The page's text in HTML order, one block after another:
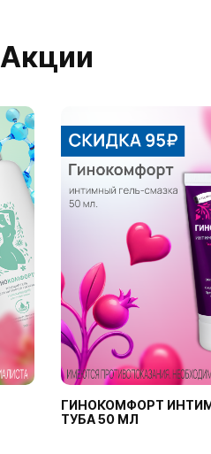
Акции
ГИНОКОМФОРТ
ТУБА 50 МЛ